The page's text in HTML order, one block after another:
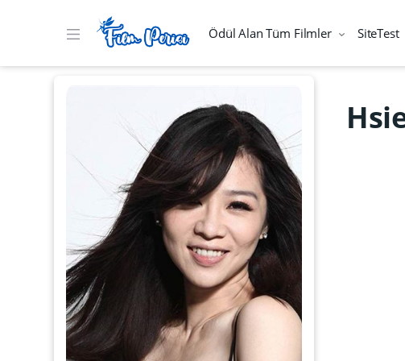
Ödül Alan Tüm Filmler SiteTest